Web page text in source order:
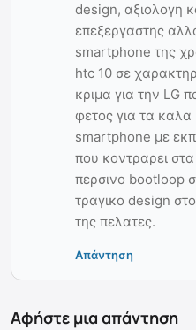
design, αξιολογη
επεξεργαστης
smartphone της
htc 10 σε
κριμα για την LG
φετος για τα καλα
smartphone με
που κοντραρει
περσινο bootloop
τραγικο design
της πελατες.
Απάντηση
Αφήστε μια απάντηση